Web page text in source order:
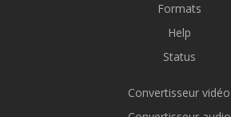
Formats
Help
Status
Convertisseur vidéo